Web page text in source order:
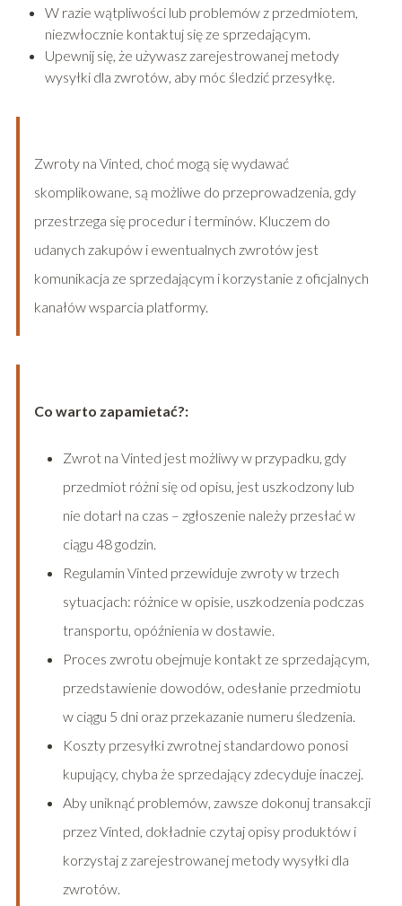
W razie wątpliwości lub problemów z przedmiotem,
niezwłocznie kontaktuj się ze sprzedającym.
Upewnij się, że używasz zarejestrowanej metody
wysyłki dla zwrotów, aby móc śledzić przesyłkę.
Zwroty na Vinted, choć mogą się wydawać
skomplikowane, są możliwe do przeprowadzenia, gdy
przestrzega się procedur i terminów. Kluczem do
udanych zakupów i ewentualnych zwrotów jest
komunikacja ze sprzedającym i korzystanie z oficjalnych
kanałów wsparcia platformy.
Co warto zapamietać?:
Zwrot na Vinted jest możliwy w przypadku, gdy
przedmiot różni się od opisu, jest uszkodzony lub
nie dotarł na czas – zgłoszenie należy przesłać w
ciągu 48 godzin.
Regulamin Vinted przewiduje zwroty w trzech
sytuacjach: różnice w opisie, uszkodzenia podczas
transportu, opóźnienia w dostawie.
Proces zwrotu obejmuje kontakt ze sprzedającym,
przedstawienie dowodów, odesłanie przedmiotu
w ciągu 5 dni oraz przekazanie numeru śledzenia.
Koszty przesyłki zwrotnej standardowo ponosi
kupujący, chyba że sprzedający zdecyduje inaczej.
Aby uniknąć problemów, zawsze dokonuj transakcji
przez Vinted, dokładnie czytaj opisy produktów i
korzystaj z zarejestrowanej metody wysyłki dla
zwrotów.